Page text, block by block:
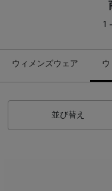
1
ウィメンズウェア
並び替え